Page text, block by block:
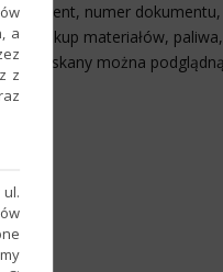
numer
zakup materiałów,
skany można
a
z